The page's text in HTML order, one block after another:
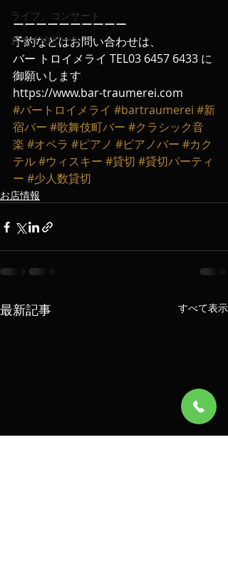
ライブ、コンサート
おすすめビール
ーーーーーーーーーー
予約などはお問い合わせは、
バー トロイメライ TEL03 6457 6433 に
御願いします
https://www.bar-traumerei.com
#バートロイメライ #bartraumerei #新
宿バー #歌舞伎町バー #クラシック音
楽 #オペラ #ピアノ #ピアノバー #カク
テル#ウィスキー #貸切 #貸切パーティ
ー #少人数貸切
お店情報
最新記事 すべて表示